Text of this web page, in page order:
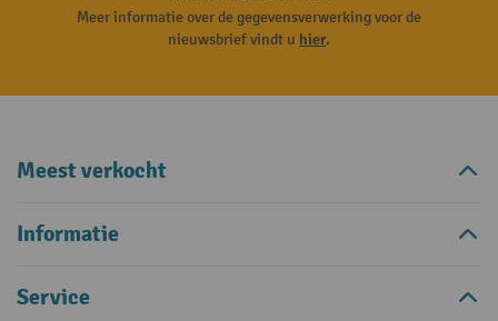
Meer informatie over de gegevensverwerking voor de
nieuwsbrief vindt u hier.
Meest verkocht
Informatie
Service